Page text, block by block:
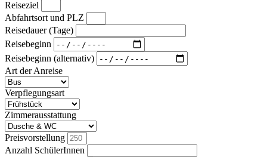
Reiseziel
Abfahrtsort und PLZ
Reisedauer (Tage)
Reisebeginn
Reisebeginn (alternativ)
Art der Anreise
Verpflegungsart
Zimmerausstattung
Preisvorstellung
Anzahl SchülerInnen